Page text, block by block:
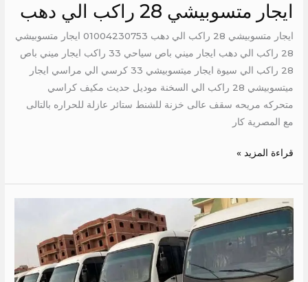
ايجار متسوبيشي 28 راكب الي دهب
ايجار متسوبيشي 28 راكب الي دهب 01004230753 ايجار متسوبيشي
28 راكب الي دهب ايجار ميني باص سياحي 33 راكب ايجار ميني باص
28 راكب الي سيوة ايجار ميتسوبيشي 33 كرسي الي مراسي ايجار
ميتسوبيشي 28 راكب الي السخنة موديل حديث مكيف كراسي
متحركه مريحه سقف عالى خزنة للشنط ستائر عازلة للحراره بالتالى
مع المصرية كار
قراءة المزيد »
ايجار
كوستر
كرسي
للرحلات